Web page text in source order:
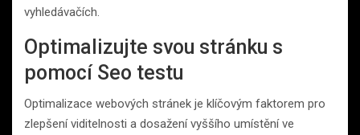
vyhledávačích.
Optimalizujte svou stránku s
pomocí Seo testu
Optimalizace webových stránek je klíčovým faktorem pro
zlepšení viditelnosti a dosažení vyššího umístění ve